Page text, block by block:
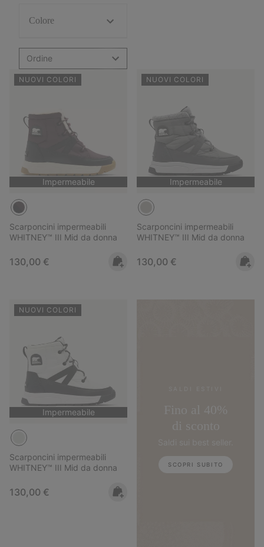
Colore
Ordine
NUOVI COLORI
Impermeabile
Scarponcini impermeabili
WHITNEY™ III Mid da donna
Regular price:
130,00 €
NUOVI COLORI
Impermeabile
Scarponcini impermeabili
WHITNEY™ III Mid da donna
Regular price:
130,00 €
NUOVI COLORI
Impermeabile
Scarponcini impermeabili
WHITNEY™ III Mid da donna
Regular price:
130,00 €
SCOPRI SUBITO